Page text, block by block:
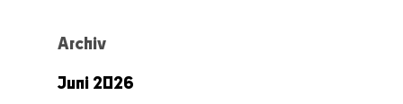
Archiv
Juni 2026